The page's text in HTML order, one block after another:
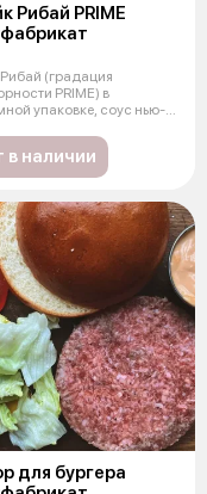
Рибай PRIME
(градация
PRIME) в
упаковке, соус нью-
в наличии
для бургера